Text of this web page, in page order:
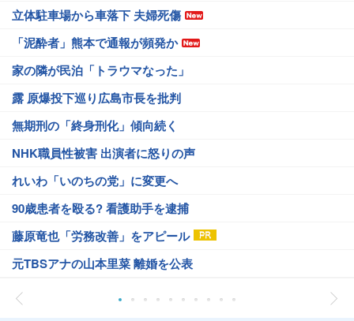
立体駐車場から車落下 夫婦死傷
「泥酔者」熊本で通報が頻発か
家の隣が民泊「トラウマなった」
露 原爆投下巡り広島市長を批判
無期刑の「終身刑化」傾向続く
NHK職員性被害 出演者に怒りの声
れいわ「いのちの党」に変更へ
90歳患者を殴る? 看護助手を逮捕
藤原竜也「労務改善」をアピール
元TBSアナの山本里菜 離婚を公表